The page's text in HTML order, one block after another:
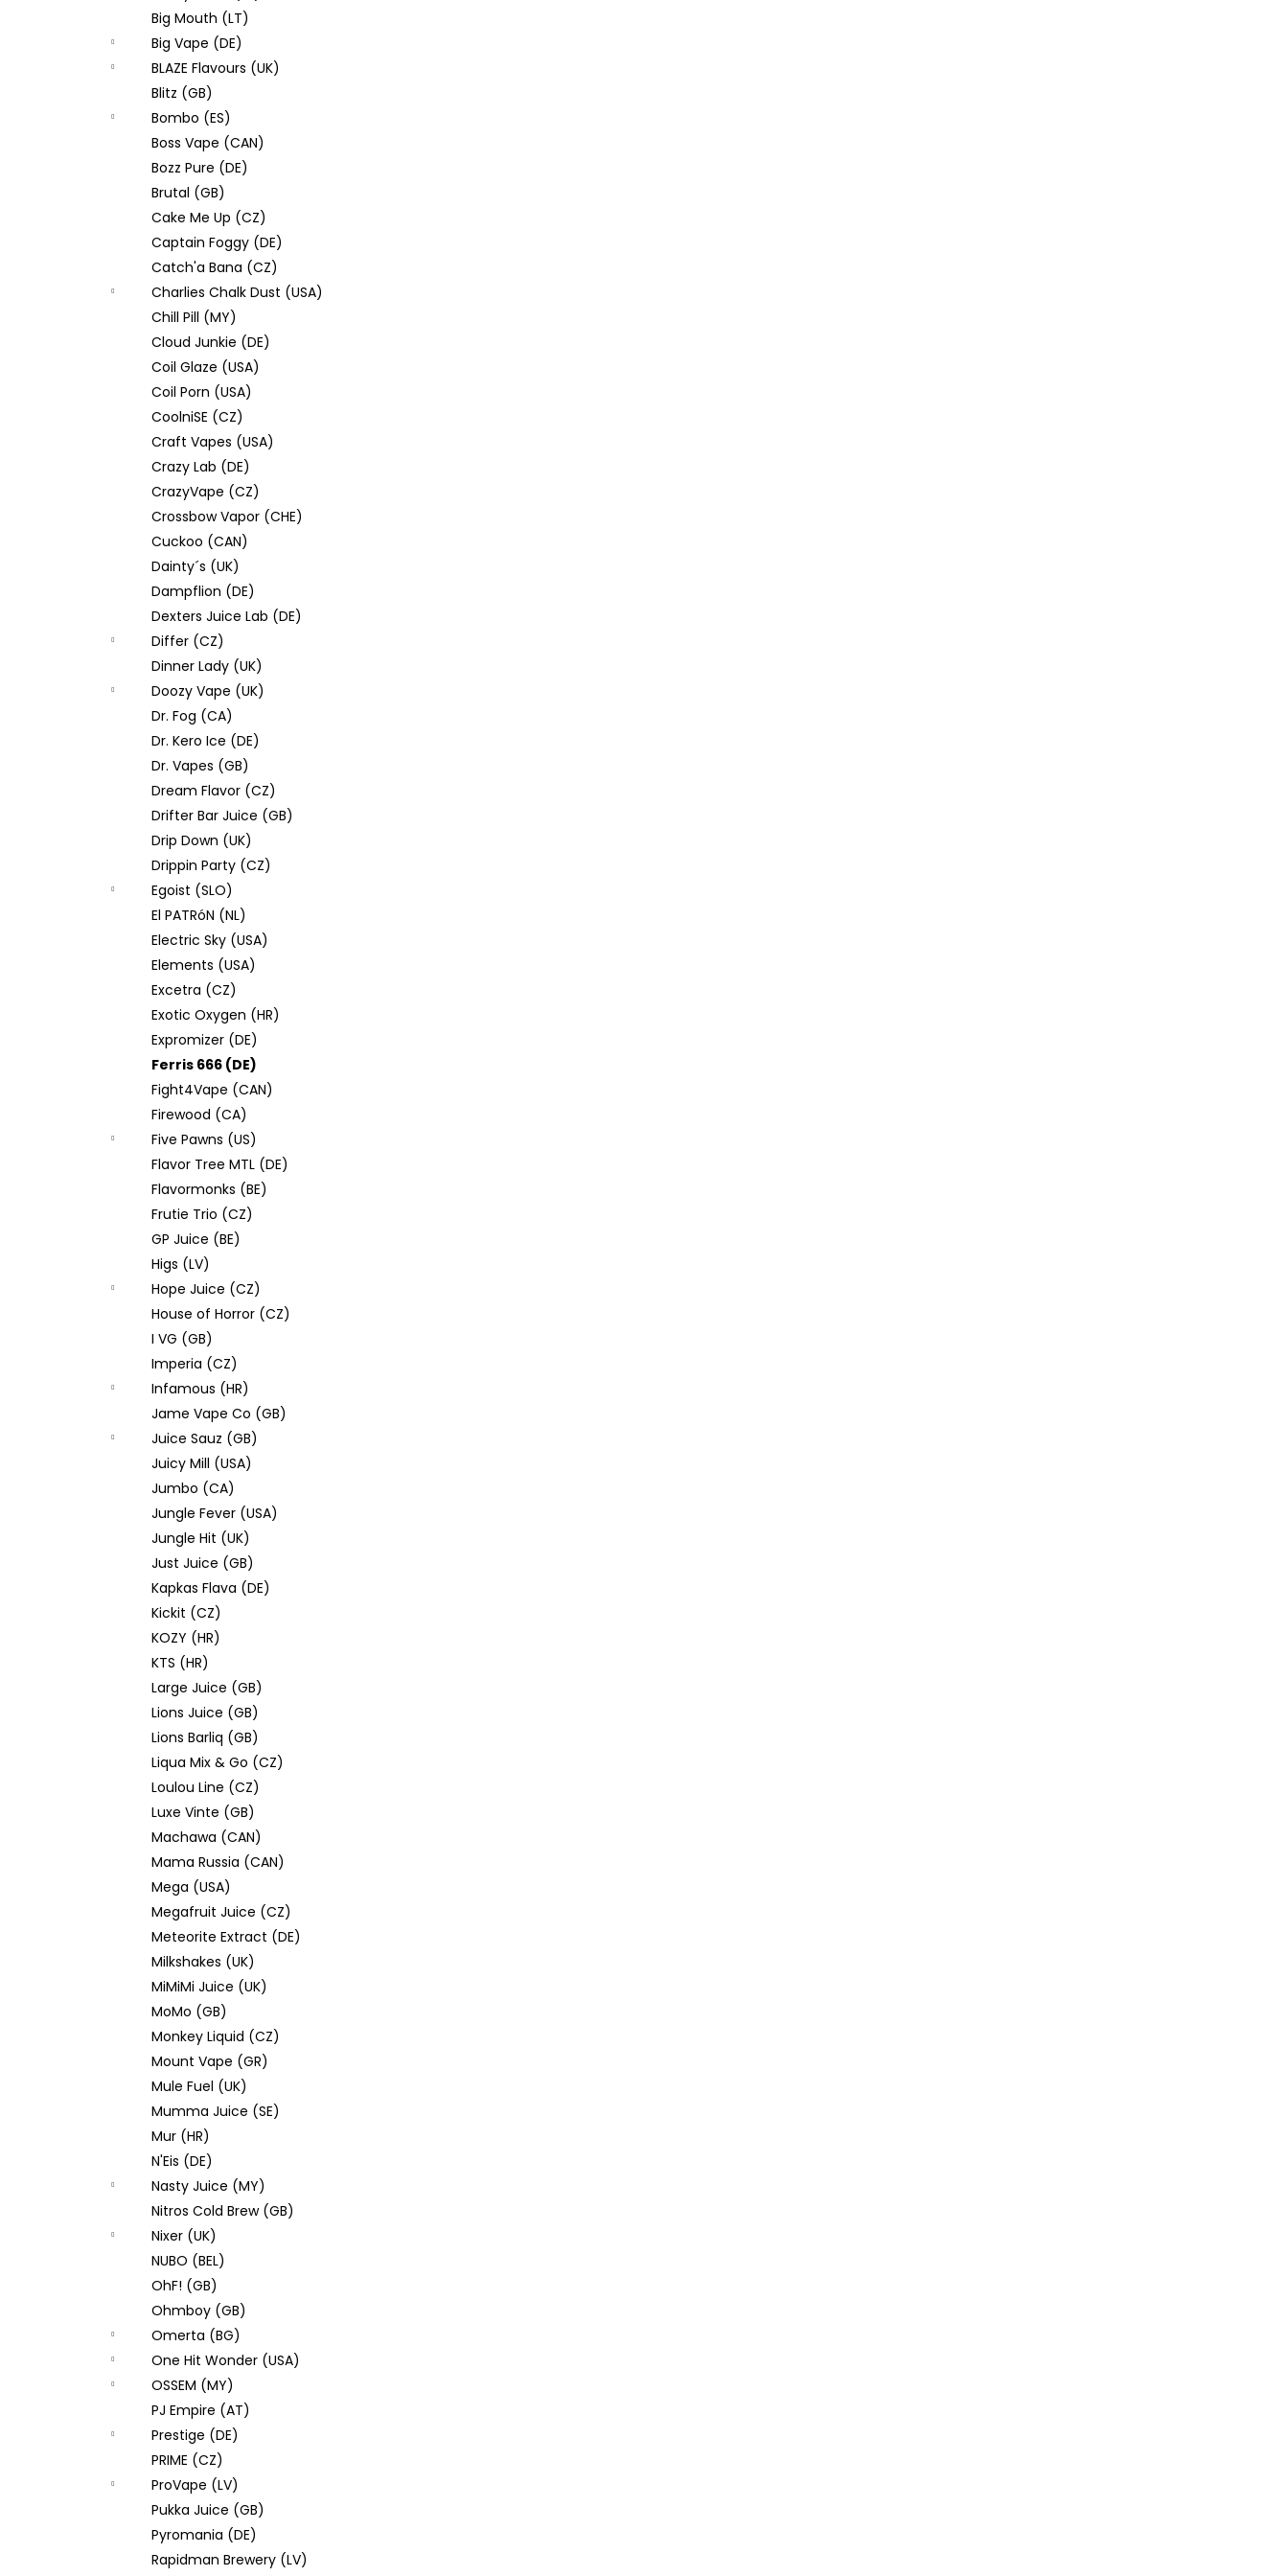
Big Mouth (LT)
Big Vape (DE)
BLAZE Flavours (UK)
Blitz (GB)
Bombo (ES)
Boss Vape (CAN)
Bozz Pure (DE)
Brutal (GB)
Cake Me Up (CZ)
Captain Foggy (DE)
Catch'a Bana (CZ)
Charlies Chalk Dust (USA)
Chill Pill (MY)
Cloud Junkie (DE)
Coil Glaze (USA)
Coil Porn (USA)
CoolniSE (CZ)
Craft Vapes (USA)
Crazy Lab (DE)
CrazyVape (CZ)
Crossbow Vapor (CHE)
Cuckoo (CAN)
Dainty´s (UK)
Dampflion (DE)
Dexters Juice Lab (DE)
Differ (CZ)
Dinner Lady (UK)
Doozy Vape (UK)
Dr. Fog (CA)
Dr. Kero Ice (DE)
Dr. Vapes (GB)
Dream Flavor (CZ)
Drifter Bar Juice (GB)
Drip Down (UK)
Drippin Party (CZ)
Egoist (SLO)
El PATRóN (NL)
Electric Sky (USA)
Elements (USA)
Excetra (CZ)
Exotic Oxygen (HR)
Expromizer (DE)
Ferris 666 (DE)
Fight4Vape (CAN)
Firewood (CA)
Five Pawns (US)
Flavor Tree MTL (DE)
Flavormonks (BE)
Frutie Trio (CZ)
GP Juice (BE)
Higs (LV)
Hope Juice (CZ)
House of Horror (CZ)
I VG (GB)
Imperia (CZ)
Infamous (HR)
Jame Vape Co (GB)
Juice Sauz (GB)
Juicy Mill (USA)
Jumbo (CA)
Jungle Fever (USA)
Jungle Hit (UK)
Just Juice (GB)
Kapkas Flava (DE)
Kickit (CZ)
KOZY (HR)
KTS (HR)
Large Juice (GB)
Lions Juice (GB)
Lions Barliq (GB)
Liqua Mix & Go (CZ)
Loulou Line (CZ)
Luxe Vinte (GB)
Machawa (CAN)
Mama Russia (CAN)
Mega (USA)
Megafruit Juice (CZ)
Meteorite Extract (DE)
Milkshakes (UK)
MiMiMi Juice (UK)
MoMo (GB)
Monkey Liquid (CZ)
Mount Vape (GR)
Mule Fuel (UK)
Mumma Juice (SE)
Mur (HR)
N'Eis (DE)
Nasty Juice (MY)
Nitros Cold Brew (GB)
Nixer (UK)
NUBO (BEL)
OhF! (GB)
Ohmboy (GB)
Omerta (BG)
One Hit Wonder (USA)
OSSEM (MY)
PJ Empire (AT)
Prestige (DE)
PRIME (CZ)
ProVape (LV)
Pukka Juice (GB)
Pyromania (DE)
Rapidman Brewery (LV)